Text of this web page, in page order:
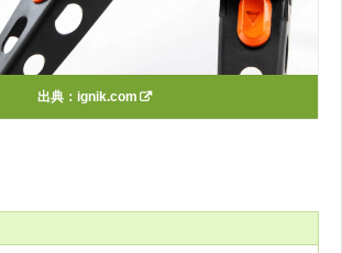
出典： ignik.com